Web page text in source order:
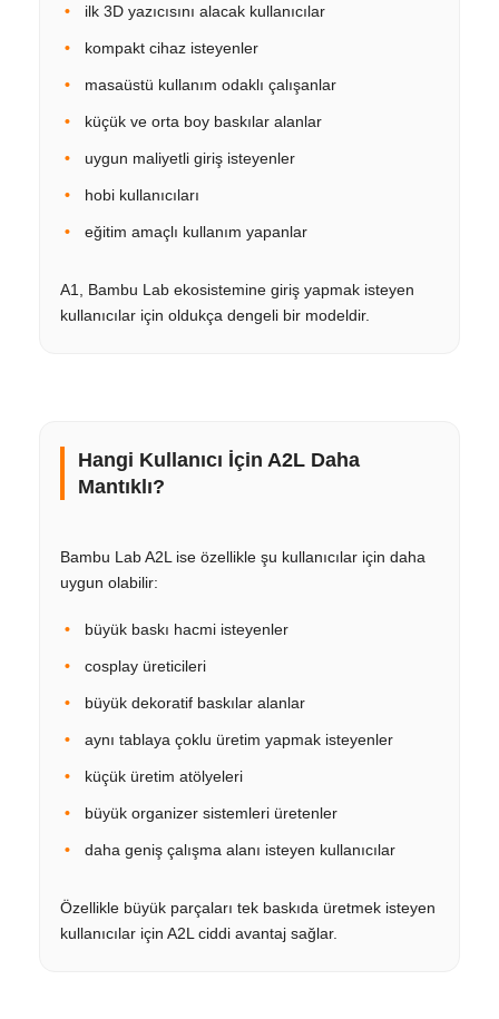
ilk 3D yazıcısını alacak kullanıcılar
kompakt cihaz isteyenler
masaüstü kullanım odaklı çalışanlar
küçük ve orta boy baskılar alanlar
uygun maliyetli giriş isteyenler
hobi kullanıcıları
eğitim amaçlı kullanım yapanlar
A1, Bambu Lab ekosistemine giriş yapmak isteyen
kullanıcılar için oldukça dengeli bir modeldir.
Hangi Kullanıcı İçin A2L Daha
Mantıklı?
Bambu Lab A2L ise özellikle şu kullanıcılar için daha
uygun olabilir:
büyük baskı hacmi isteyenler
cosplay üreticileri
büyük dekoratif baskılar alanlar
aynı tablaya çoklu üretim yapmak isteyenler
küçük üretim atölyeleri
büyük organizer sistemleri üretenler
daha geniş çalışma alanı isteyen kullanıcılar
Özellikle büyük parçaları tek baskıda üretmek isteyen
kullanıcılar için A2L ciddi avantaj sağlar.